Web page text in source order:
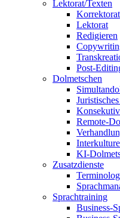
Lektorat/Texten
Korrektorat
Lektorat
Redigieren
Post-
Dolmetschen
Remote-
KI-
Zusatzdienste
Sprachtraining
Business-